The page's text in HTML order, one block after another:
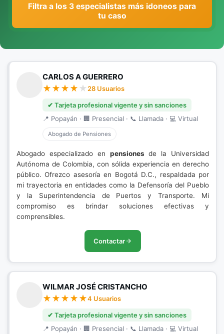
Filtra a los 3 especialistas más idoneos para
tu caso
CARLOS A GUERRERO
28 Usuarios
✔ Tarjeta profesional vigente y sin sanciones
📍 Popayán · 🏢 Presencial · 📞 Llamada · 💻 Virtual
Abogado de Pensiones
Abogado especializado en pensiones de la Universidad
Autónoma de Colombia, con sólida experiencia en derecho
público. Ofrezco asesoría en Bogotá D.C., respaldada por
mi trayectoria en entidades como la Defensoría del Pueblo
y la Superintendencia de Puertos y Transporte. Mi
compromiso es brindar soluciones efectivas y
comprensibles.
Contactar
WILMAR JOSÉ CRISTANCHO
4 Usuarios
✔ Tarjeta profesional vigente y sin sanciones
📍 Popayán · 🏢 Presencial · 📞 Llamada · 💻 Virtual